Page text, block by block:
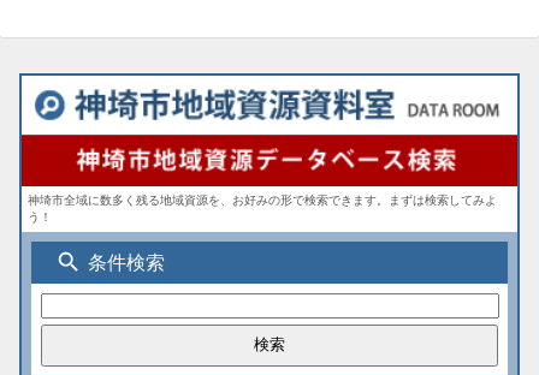
神埼市全域に数多く残る地域資源を、お好みの形で検索できます。まずは検索してみよ
う！
search 条件検索